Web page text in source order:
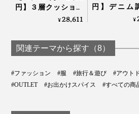
円】３層クッション
のゆったりサイズモ
Comfort LFM5183」
｜Lafuma
¥28,611
円】デニム
ト、コンパ
LFM2738」｜
¥
関連テーマから探す（8）
#ファッション #服 #旅行＆遊び #アウト
#OUTLET
#お出かけスパイス #すべての商